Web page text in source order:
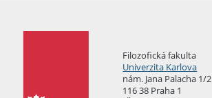
Filozofická fakulta
Univerzita Karlova
nám. Jana Palacha 1/2
116 38 Praha 1